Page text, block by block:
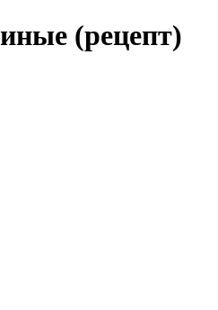
(рецепт)